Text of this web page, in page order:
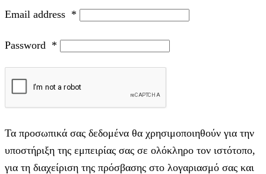
Email address *
Password *
Τα προσωπικά σας δεδομένα θα χρησιμοποιηθούν για την
υποστήριξη της εμπειρίας σας σε ολόκληρο τον ιστότοπο,
για τη διαχείριση της πρόσβασης στο λογαριασμό σας και